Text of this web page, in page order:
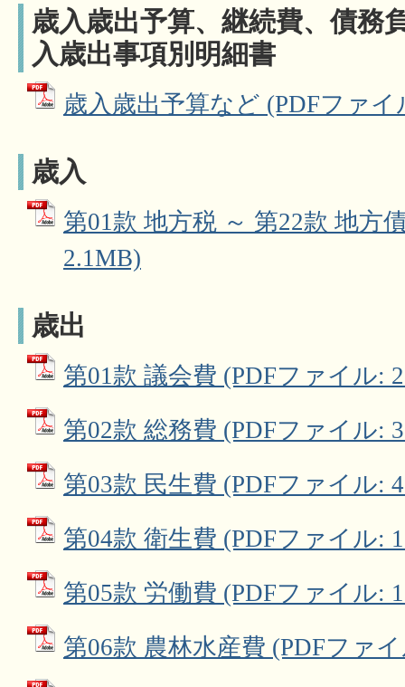
歳入歳出予算、継続費、債務
入歳出事項別明細書
歳入歳出予算など (PDFファイ
歳入
第01款 地方税 ～ 第22款 地方
2.1MB)
歳出
第01款 議会費 (PDFファイル:
第02款 総務費 (PDFファイル:
第03款 民生費 (PDFファイル:
第04款 衛生費 (PDFファイル:
第05款 労働費 (PDFファイル:
第06款 農林水産費 (PDFファ